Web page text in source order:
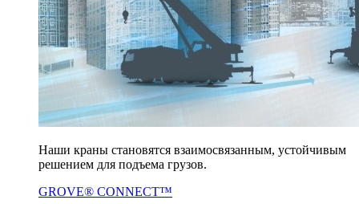
Наши краны становятся взаимосвязанным, устойчивым
решением для подъема грузов.
GROVE® CONNECT™